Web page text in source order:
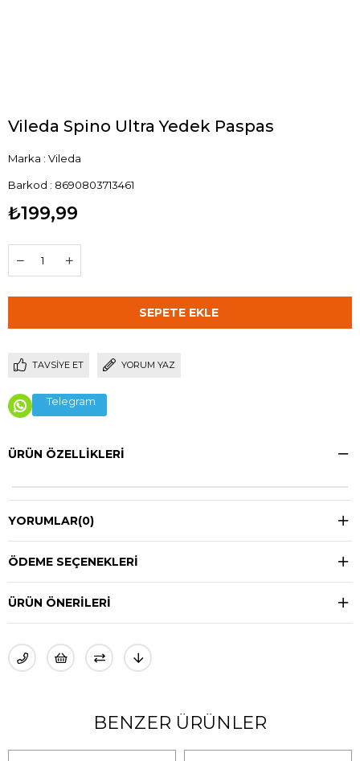
Vileda Spino Ultra Yedek Paspas
Marka : Vileda
Barkod : 8690803713461
₺199,99
TAVSIYE ET YORUM YAZ
Telegram
ÜRÜN ÖZELLIKLERI
YORUMLAR(0)
ÖDEME SEÇENEKLERI
ÜRÜN ÖNERILERI
BENZER ÜRÜNLER